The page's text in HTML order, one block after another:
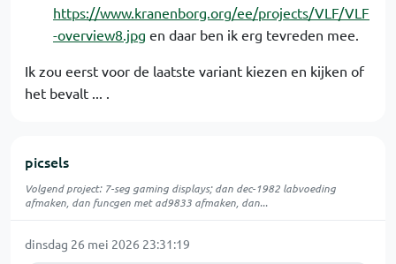
https://www.kranenborg.org/ee/projects/VLF/VLF
-overview8.jpg en daar ben ik erg tevreden mee.
Ik zou eerst voor de laatste variant kiezen en kijken of
het bevalt ... .
picsels
Volgend project: 7-seg gaming displays; dan dec-1982 labvoeding
afmaken, dan funcgen met ad9833 afmaken, dan...
dinsdag 26 mei 2026 23:31:19